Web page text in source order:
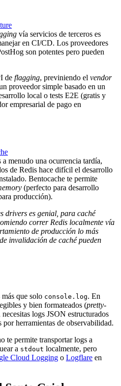
vía servicios de terceros es
en CI/CD. Los proveedores
son potentes pero pueden
de flagging, previniendo el vendor
proveedor simple basado en un
local o tests E2E (gratis y
empresarial de pago en
a menudo una ocurrencia tardía,
de Redis hace difícil el desarrollo
Bentocache te permite
(perfecto para desarrollo
producción).
drivers es genial, para caché
correr Redis localmente vía
de producción lo más
invalidación de caché pueden
más que solo console.log. En
y bien formateados (pretty-
logs JSON estructurados
por herramientas de observabilidad.
te permite transportar logs a
a stdout localmente, pero
Cloud Logging o Logflare en